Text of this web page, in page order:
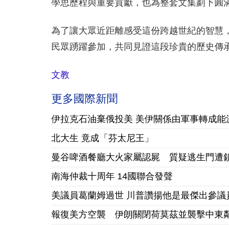
學思歷程與重要貢獻，也為整套文集劃下圓
為了讓大眾近距離感受這份跨越世紀的智
民眾踴躍參加，共同見證這段珍貴的歷史傳
文教
更多國際新聞
伊拉克石油棄俄投美 美伊關係由軍事轉成能
北大生 竟成「芬太尼王」
曼谷啤酒餐廳大火家屬認屍 質疑逃生門遭
南海仲裁十周年 14國聯合發聲
美議員葛蘭姆過世 川普讚揚他是最傑出參議
報復美方空襲 伊朗關閉荷莫茲並襲擊中東